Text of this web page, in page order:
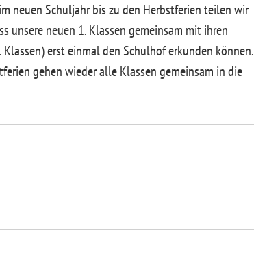
neuen Schuljahr bis zu den Herbstferien teilen wir
unsere neuen 1. Klassen gemeinsam mit ihren
Klassen) erst einmal den Schulhof erkunden können.
gehen wieder alle Klassen gemeinsam in die